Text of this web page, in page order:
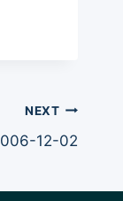
NEXT
12-02